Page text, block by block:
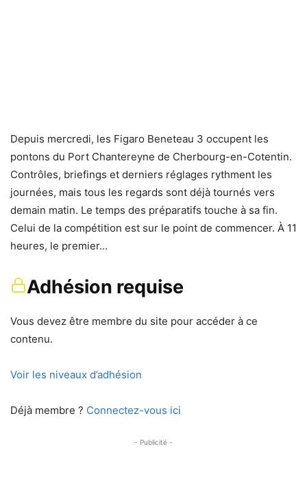
Depuis mercredi, les Figaro Beneteau 3 occupent les
pontons du Port Chantereyne de Cherbourg-en-Cotentin.
Contrôles, briefings et derniers réglages rythment les
journées, mais tous les regards sont déjà tournés vers
demain matin. Le temps des préparatifs touche à sa fin.
Celui de la compétition est sur le point de commencer. À 11
heures, le premier…
Adhésion requise
Vous devez être membre du site pour accéder à ce
contenu.
Voir les niveaux d’adhésion
Déjà membre ? Connectez-vous ici
- Publicité -